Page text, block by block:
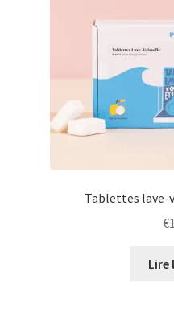
Tablettes lave-
€
Lire